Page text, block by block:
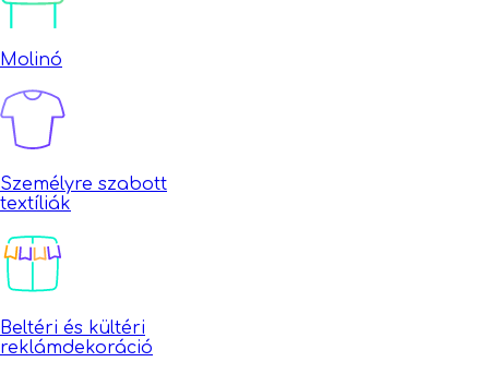
Molinó
Személyre szabott
textíliák
Beltéri és kültéri
reklámdekoráció